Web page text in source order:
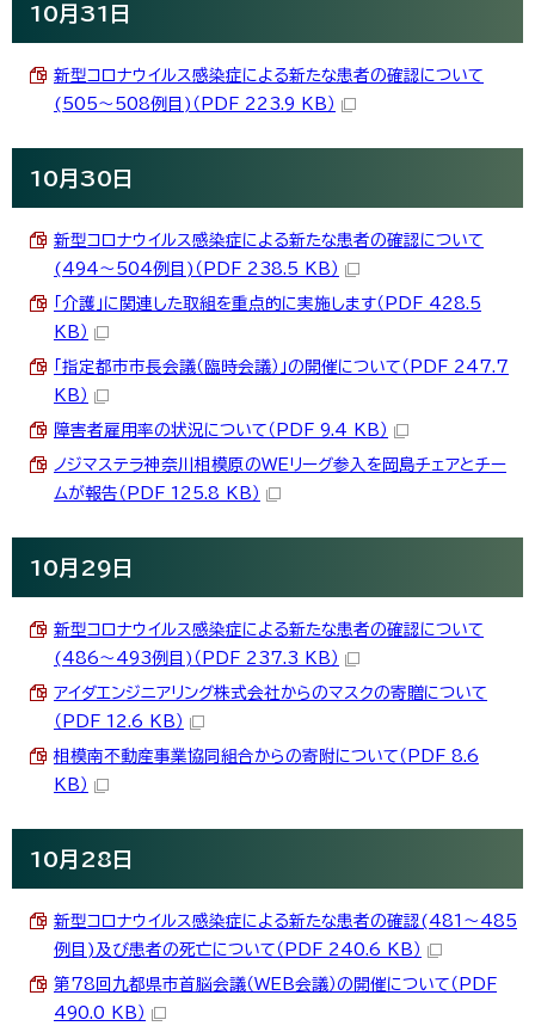
10月31日
新型コロナウイルス感染症による新たな患者の確認について
(505～508例目)（PDF 223.9 KB）
10月30日
新型コロナウイルス感染症による新たな患者の確認について
(494～504例目)（PDF 238.5 KB）
「介護」に関連した取組を重点的に実施します（PDF 428.5
KB）
「指定都市市長会議（臨時会議）」の開催について（PDF 247.7
KB）
障害者雇用率の状況について（PDF 9.4 KB）
ノジマステラ神奈川相模原のWEリーグ参入を岡島チェアとチー
ムが報告（PDF 125.8 KB）
10月29日
新型コロナウイルス感染症による新たな患者の確認について
(486～493例目)（PDF 237.3 KB）
アイダエンジニアリング株式会社からのマスクの寄贈について
（PDF 12.6 KB）
相模南不動産事業協同組合からの寄附について（PDF 8.6
KB）
10月28日
新型コロナウイルス感染症による新たな患者の確認(481～485
例目)及び患者の死亡について（PDF 240.6 KB）
第78回九都県市首脳会議（WEB会議）の開催について（PDF
490.0 KB）